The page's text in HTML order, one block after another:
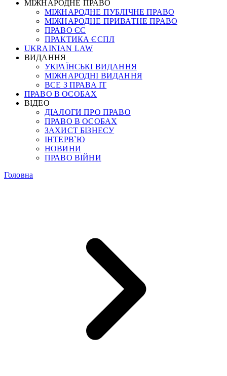
МІЖНАРОДНЕ ПРАВО
МІЖНАРОДНЕ ПУБЛІЧНЕ ПРАВО
МІЖНАРОДНЕ ПРИВАТНЕ ПРАВО
ПРАВО ЄС
ПРАКТИКА ЄСПЛ
UKRAINIAN LAW
ВИДАННЯ
УКРАЇНСЬКІ ВИДАННЯ
МІЖНАРОДНІ ВИДАННЯ
ВСЕ З ПРАВА ІТ
ПРАВО В ОСОБАХ
ВІДЕО
ДІАЛОГИ ПРО ПРАВО
ПРАВО В ОСОБАХ
ЗАХИСТ БІЗНЕСУ
ІНТЕРВ`Ю
НОВИНИ
ПРАВО ВІЙНИ
Головна